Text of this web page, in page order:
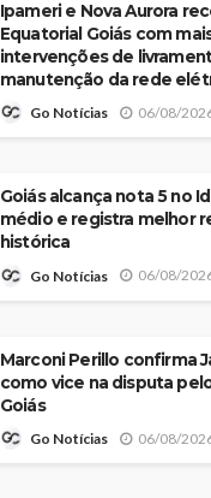
Ipameri e Nova Aurora
Equatorial Goiás com
intervenções de
manutenção da rede
Go Notícias 06/08/
Goiás alcança nota 5 no
médio e registra melhor
histórica
Go Notícias 06/08/
Marconi Perillo confirma
como vice na disputa
Goiás
Go Notícias 06/08/